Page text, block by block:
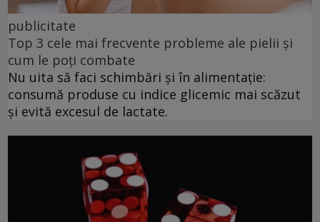
publicitate
Top 3 cele mai frecvente probleme ale pielii și
cum le poți combate
Nu uita să faci schimbări și în alimentație:
consumă produse cu indice glicemic mai scăzut
și evită excesul de lactate.